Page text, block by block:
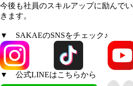
今後も社員のスキルアップに励んでい
きます。
▼ SAKAEのSNSをチェック♪
▼ 公式LINEはこちらから